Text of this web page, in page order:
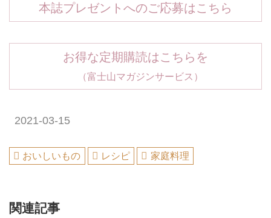
本誌プレゼントへのご応募はこちら
お得な定期購読はこちらを
（富士山マガジンサービス）
2021-03-15
おいしいもの レシピ 家庭料理
関連記事